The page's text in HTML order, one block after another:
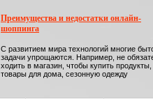
Преимущества и недостатки онлайн-
шоппинга
С развитием мира технологий многие
задачи упрощаются. Например, не
ходить в магазин, чтобы купить продукты,
товары для дома, сезонную одежду